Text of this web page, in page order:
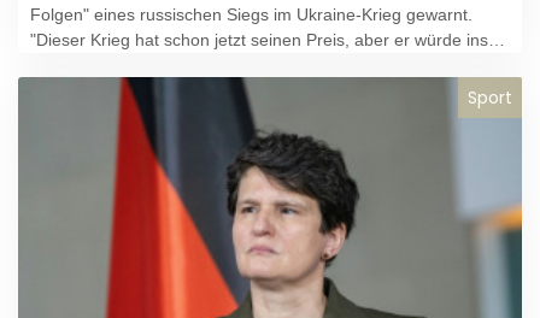
Folgen" eines russischen Siegs im Ukraine-Krieg gewarnt.
"Dieser Krieg hat schon jetzt seinen Preis, aber er würde ins
würde", sagte Attal am Dienstag in einer Parlamentsdebatte
über Frankreichs Ukraine-Politik. "Der Sieg der Ukraine liegt
auch im Interesse Frankreichs", betonte er.
Sport